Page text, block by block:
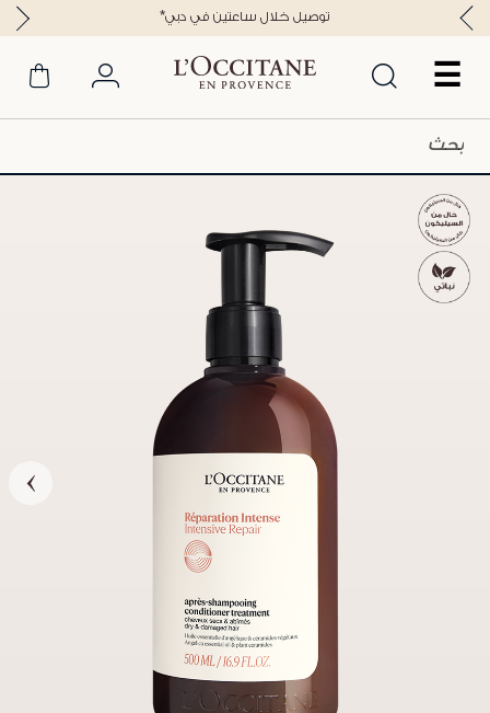
☰
*توصيل خلال ساعتين في دبي